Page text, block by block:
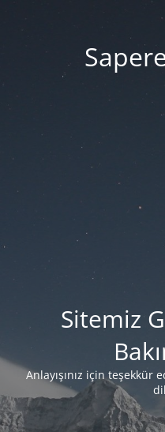
Sitemiz
Anlayışınız için teşekkür